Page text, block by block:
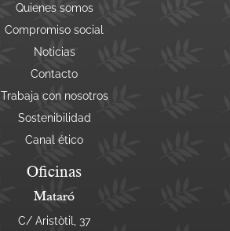
Quienes somos
Compromiso social
Noticias
Contacto
Trabaja con nosotros
Sostenibilidad
Canal ético
Oficinas
Mataró
C/ Aristòtil, 37